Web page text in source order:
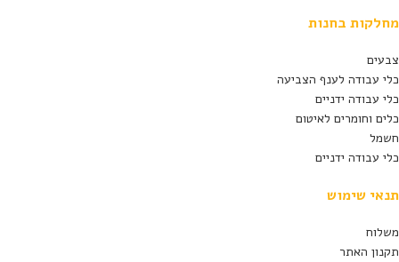
מחלקות בחנות
צבעים
כלי עבודה לענף הצביעה
כלי עבודה ידניים
כלים וחומרים לאיטום
חשמל
כלי עבודה ידניים
תנאי שימוש
משלוח
תקנון האתר